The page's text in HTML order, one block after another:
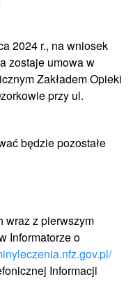
2024 r., na wniosek
zostaje umowa w
Zakładem Opieki
przy ul.
będzie pozostałe
wraz z pierwszym
Informatorze o
Informacji